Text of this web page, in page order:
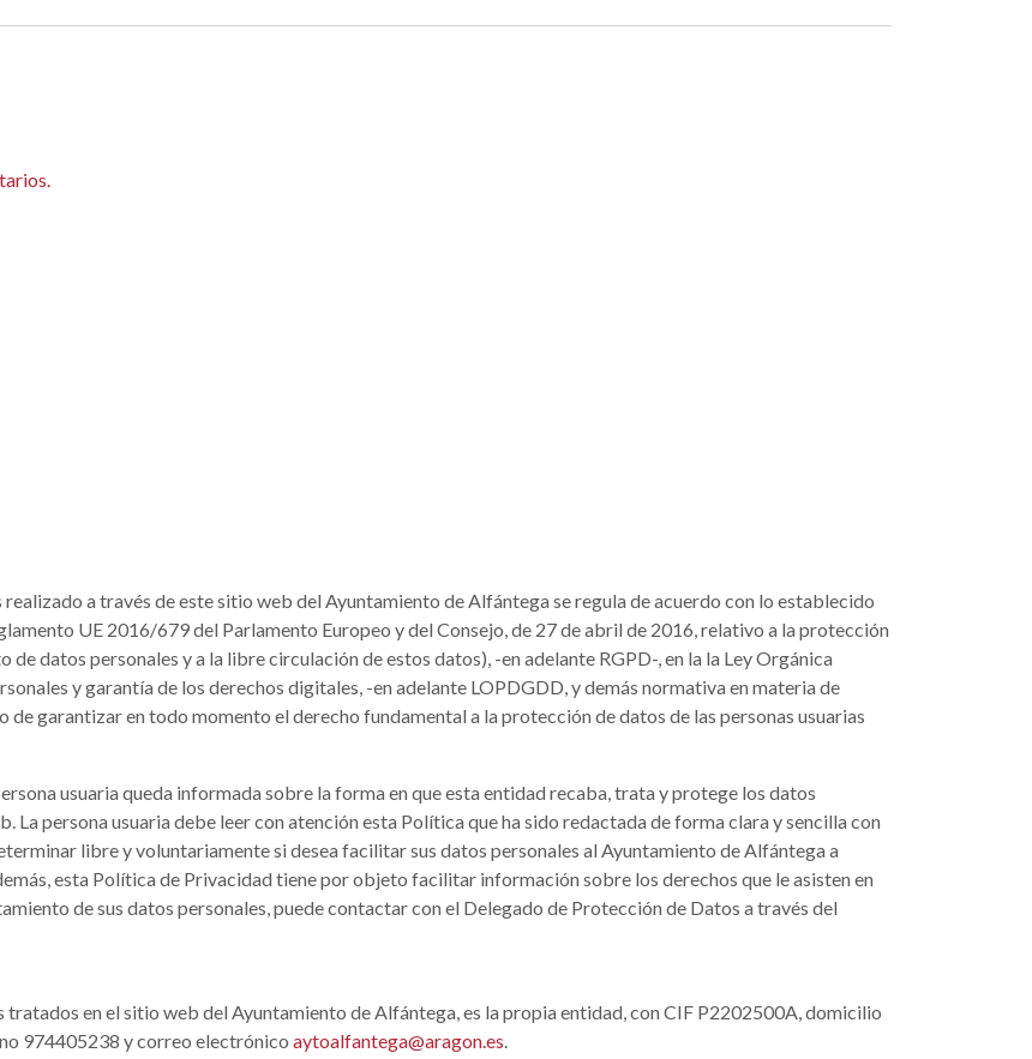
a través de este sitio web del Ayuntamiento de Alfántega se regula de acuerdo con lo establecido
UE 2016/679 del Parlamento Europeo y del Consejo, de 27 de abril de 2016, relativo a la protección
datos personales y a la libre circulación de estos datos), -en adelante RGPD-, en la la Ley Orgánica
y garantía de los derechos digitales, -en adelante LOPDGDD, y demás normativa en materia de
garantizar en todo momento el derecho fundamental a la protección de datos de las personas usuarias
usuaria queda informada sobre la forma en que esta entidad recaba, trata y protege los datos
La persona usuaria debe leer con atención esta Política que ha sido redactada de forma clara y sencilla con
libre y voluntariamente si desea facilitar sus datos personales al Ayuntamiento de Alfántega a
esta Política de Privacidad tiene por objeto facilitar información sobre los derechos que le asisten en
de sus datos personales, puede contactar con el Delegado de Protección de Datos a través del
en el sitio web del Ayuntamiento de Alfántega, es la propia entidad, con CIF P2202500A, domicilio
974405238 y correo electrónico aytoalfantega@aragon.es.